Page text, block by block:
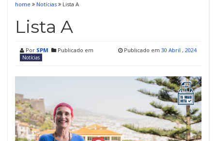
home Notícias Lista A
Lista A
Por SPM Publicado em
Notícias
Publicado em 30 Abril , 2024